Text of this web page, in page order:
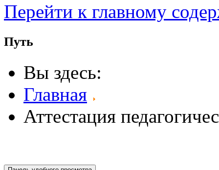
Перейти к главному
Путь
Вы здесь:
Главная
Аттестация